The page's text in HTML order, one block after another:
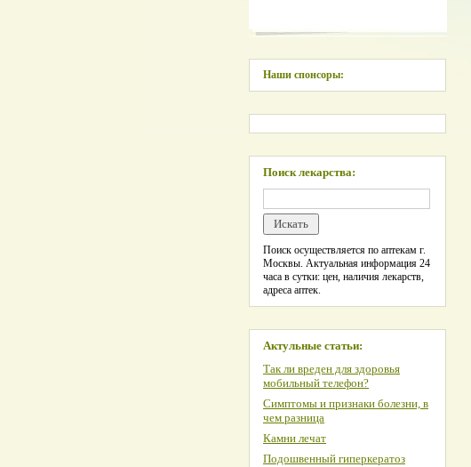
Наши спонсоры:
Поиск лекарства:
Поиск осуществляется по аптекам г.
Москвы. Актуальная информация 24
часа в сутки: цен, наличия лекарств,
адреса аптек.
Актульные статьи:
Так ли вреден для здоровья
мобильный телефон?
Симптомы и признаки болезни, в
чем разница
Камни лечат
Подошвенный гиперкератоз